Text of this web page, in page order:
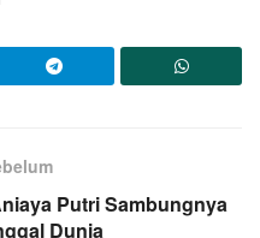
Putri Sambungnya
Dunia